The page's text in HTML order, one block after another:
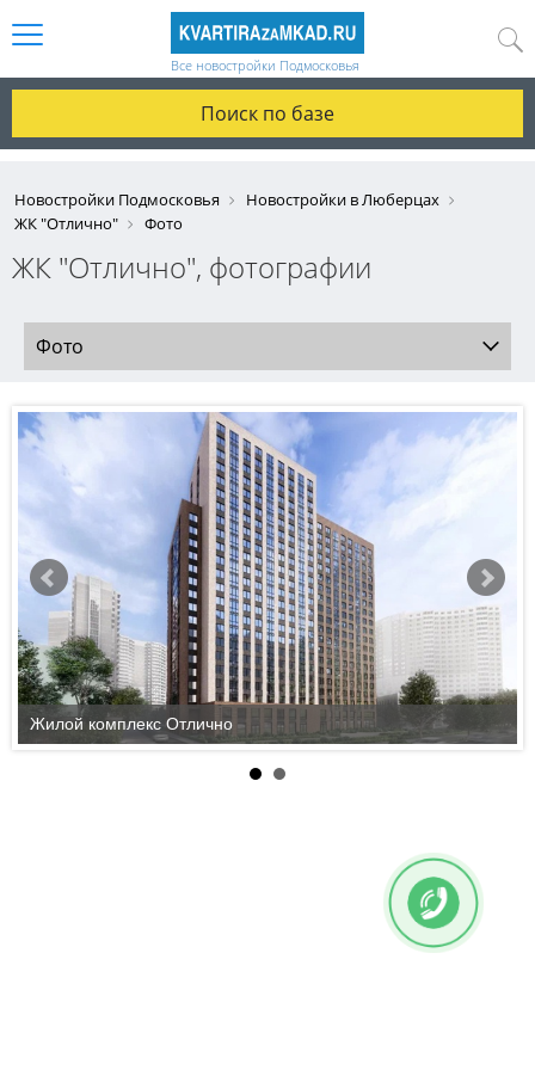
Все новостройки Подмосковья
Поиск по базе
Новостройки Подмосковья
Новостройки в Люберцах
ЖК "Отлично"
Фото
ЖК "Отлично", фотографии
Фото
Жилой комплекс Отлично